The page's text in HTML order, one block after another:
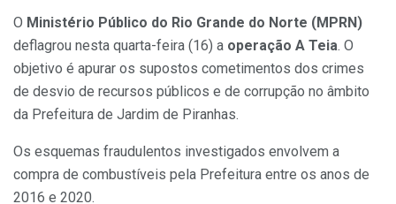
O Ministério Público do Rio Grande do Norte (MPRN)
deflagrou nesta quarta-feira (16) a operação A Teia. O
objetivo é apurar os supostos cometimentos dos crimes
de desvio de recursos públicos e de corrupção no âmbito
da Prefeitura de Jardim de Piranhas.
Os esquemas fraudulentos investigados envolvem a
compra de combustíveis pela Prefeitura entre os anos de
2016 e 2020.